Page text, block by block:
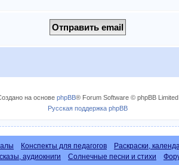
на основеphpBB® Forum Software © phpBB Limited
Русская поддержка phpBB
Конспекты для педагогов Раскраски,
аудиокниги Солнечные песни и стихи